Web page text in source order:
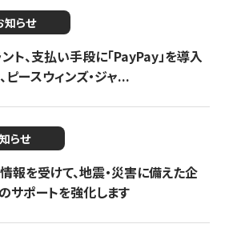
知らせ
ト、支払い手段に「PayPay」を導入
ピースウィンズ・ジャ...
らせ
報を受けて、地震・災害に備えた企
サポートを強化します